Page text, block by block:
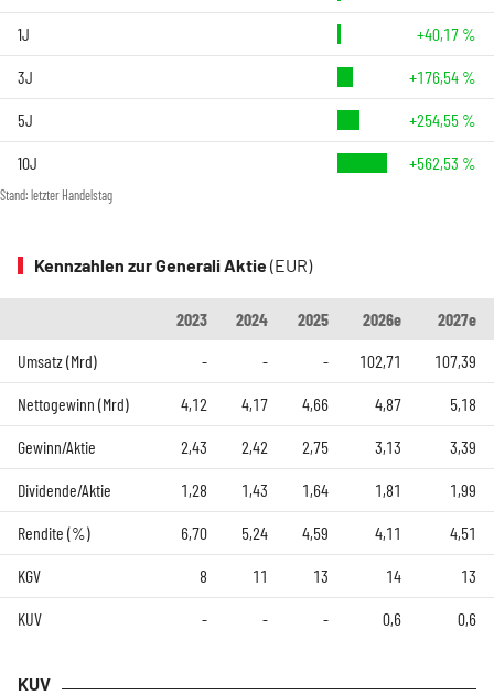
1J +40,17 %
3J +176,54 %
5J +254,55 %
10J +562,53 %
Stand: letzter Handelstag
Kennzahlen zur Generali Aktie(EUR)
2023 2024 2025 2026e
2027e
Umsatz (Mrd)
- - - 102,71 107,39
Nettogewinn (Mrd) 4,12 4,17 4,66 4,87 5,18
Gewinn/Aktie 2,43 2,42 2,75 3,13 3,39
Dividende/Aktie 1,28 1,43 1,64 1,81 1,99
Rendite (%) 6,70 5,24 4,59 4,11 4,51
KGV 8 11 13 14 13
KUV - - - 0,6 0,6
KUV